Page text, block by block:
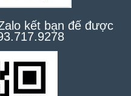
kết bạn để được